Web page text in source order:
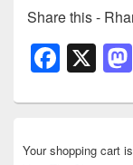
Share this -
F
a
c
e
X
Widget
Your shopping cart